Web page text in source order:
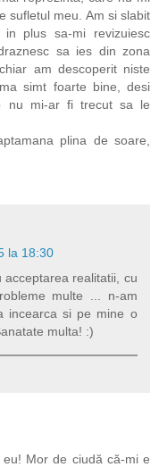
sufletul meu. Am si slabit
plus sa-mi revizuiesc
sa ies din zona
am descoperit niste
simt foarte bine, desi
nu mi-ar fi trecut sa le
plina de soare,
la 18:30
realitatii, cu
multe ... n-am
incearca si pe mine o
multa! :)
Mor de ciudă că-mi e